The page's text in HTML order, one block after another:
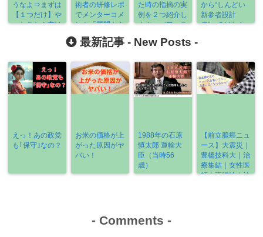
うなよ⇒まずは
【１つだけ】や
ったことを書け
術者の研修レポ
でメンターコメ
ント「質問キタ
ー！」
た時の指摘の実
例を２つ紹介し
ます＞パワハラ
気を起こさせま
から“しんどい
新参者設計
者”へのけしか
最新記事 - New Posts -
えっ！あの政党
も｢保守｣なの？
お米の価格が上
がった原因がヤ
バい！
1988年の石原
慎太郎 運輸大
臣（当時56
歳）
【前立腺癌ニュ
ース】大震災｜
豊橋技科大｜治
療集結｜女性医
師｜直腸診｜治
- Comments -